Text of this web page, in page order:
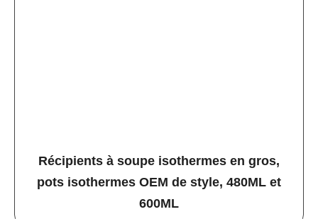
Récipients à soupe isothermes en gros,
pots isothermes OEM de style, 480ML et
600ML